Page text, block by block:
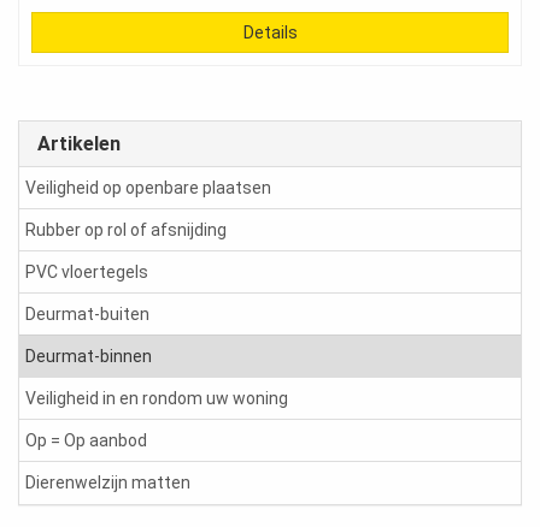
Artikelen
Veiligheid op openbare plaatsen
Rubber op rol of afsnijding
PVC vloertegels
Deurmat-buiten
Deurmat-binnen
Veiligheid in en rondom uw woning
Op = Op aanbod
Dierenwelzijn matten
Details